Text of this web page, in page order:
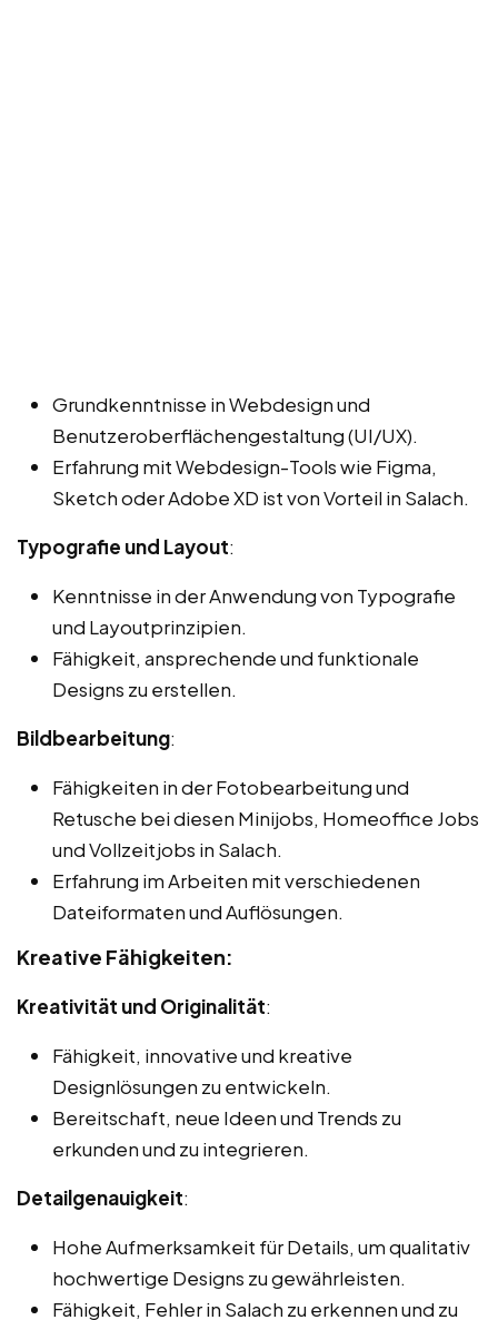
Grundkenntnisse in Webdesign und
Benutzeroberflächengestaltung (UI/UX).
Erfahrung mit Webdesign-Tools wie Figma,
Sketch oder Adobe XD ist von Vorteil in Salach.
Typografie und Layout:
Kenntnisse in der Anwendung von Typografie
und Layoutprinzipien.
Fähigkeit, ansprechende und funktionale
Designs zu erstellen.
Bildbearbeitung:
Fähigkeiten in der Fotobearbeitung und
Retusche bei diesen Minijobs, Homeoffice Jobs
und Vollzeitjobs in Salach.
Erfahrung im Arbeiten mit verschiedenen
Dateiformaten und Auflösungen.
Kreative Fähigkeiten:
Kreativität und Originalität:
Fähigkeit, innovative und kreative
Designlösungen zu entwickeln.
Bereitschaft, neue Ideen und Trends zu
erkunden und zu integrieren.
Detailgenauigkeit:
Hohe Aufmerksamkeit für Details, um qualitativ
hochwertige Designs zu gewährleisten.
Fähigkeit, Fehler in Salach zu erkennen und zu